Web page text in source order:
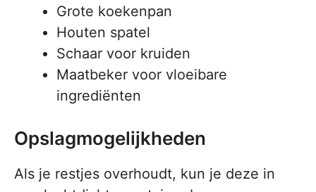
Grote koekenpan
Houten spatel
Schaar voor kruiden
Maatbeker voor vloeibare
ingrediënten
Opslagmogelijkheden
Als je restjes overhoudt, kun je deze in